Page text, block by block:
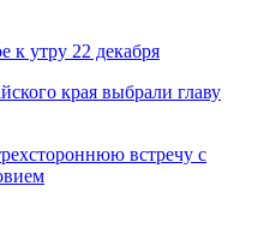
к утру 22 декабря
края выбрали главу
встречу с